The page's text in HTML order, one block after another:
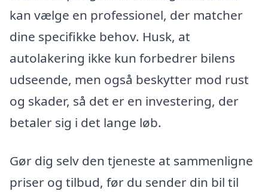
kan vælge en professionel, der matcher
dine specifikke behov. Husk, at
autolakering ikke kun forbedrer bilens
udseende, men også beskytter mod rust
og skader, så det er en investering, der
betaler sig i det lange løb.
Gør dig selv den tjeneste at sammenligne
priser og tilbud, før du sender din bil til